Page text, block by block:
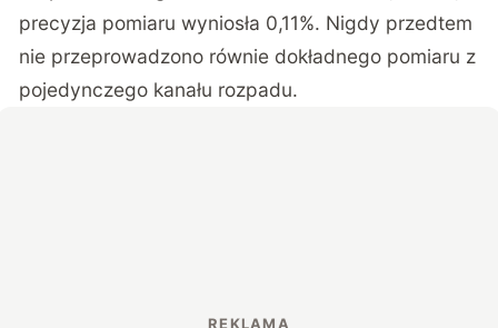
precyzja pomiaru wyniosła 0,11%. Nigdy przedtem
nie przeprowadzono równie dokładnego pomiaru z
pojedynczego kanału rozpadu.